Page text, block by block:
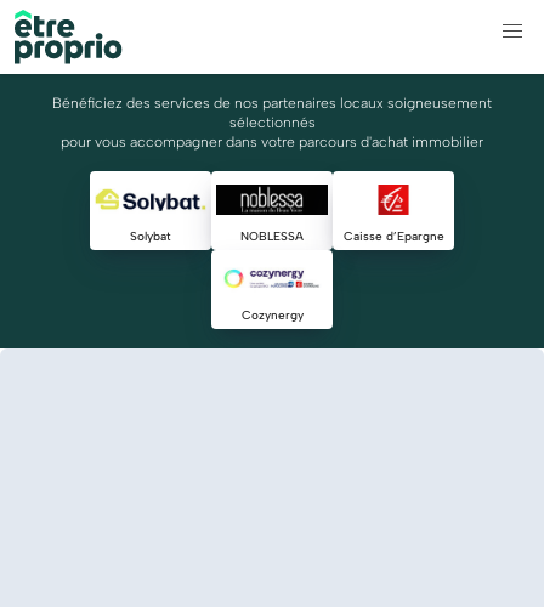
Bénéficiez des services de nos partenaires locaux soigneusement
sélectionnés
pour vous accompagner dans votre parcours d'achat immobilier
Solybat NOBLESSA Caisse d’Epargne
Cozynergy